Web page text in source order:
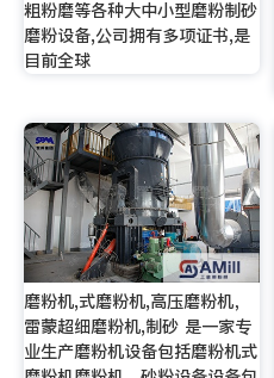
粗粉磨等各种大中小型磨粉制砂
磨粉设备,公司拥有多项证书,是
目前全球
磨粉机,式磨粉机,高压磨粉机，
雷蒙超细磨粉机,制砂 是一家专
业生产磨粉机设备包括磨粉机式